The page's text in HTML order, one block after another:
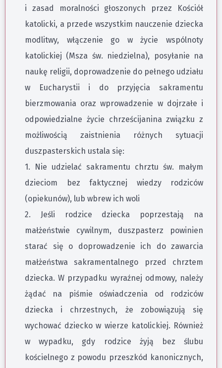
i zasad moralności głoszonych przez Kościół
katolicki, a przede wszystkim nauczenie dziecka
modlitwy, włączenie go w życie wspólnoty
katolickiej (Msza św. niedzielna), posyłanie na
naukę religii, doprowadzenie do pełnego udziału
w Eucharystii i do przyjęcia sakramentu
bierzmowania oraz wprowadzenie w dojrzałe i
odpowiedzialne życie chrześcijanina związku z
możliwością zaistnienia różnych sytuacji
duszpasterskich ustala się:
1. Nie udzielać sakramentu chrztu św. małym
dzieciom bez faktycznej wiedzy rodziców
(opiekunów), lub wbrew ich woli
2. Jeśli rodzice dziecka poprzestają na
małżeństwie cywilnym, duszpasterz powinien
starać się o doprowadzenie ich do zawarcia
małżeństwa sakramentalnego przed chrztem
dziecka. W przypadku wyraźnej odmowy, należy
żądać na piśmie oświadczenia od rodziców
dziecka i chrzestnych, że zobowiązują się
wychować dziecko w wierze katolickiej. Również
w wypadku, gdy rodzice żyją bez ślubu
kościelnego z powodu przeszkód kanonicznych,